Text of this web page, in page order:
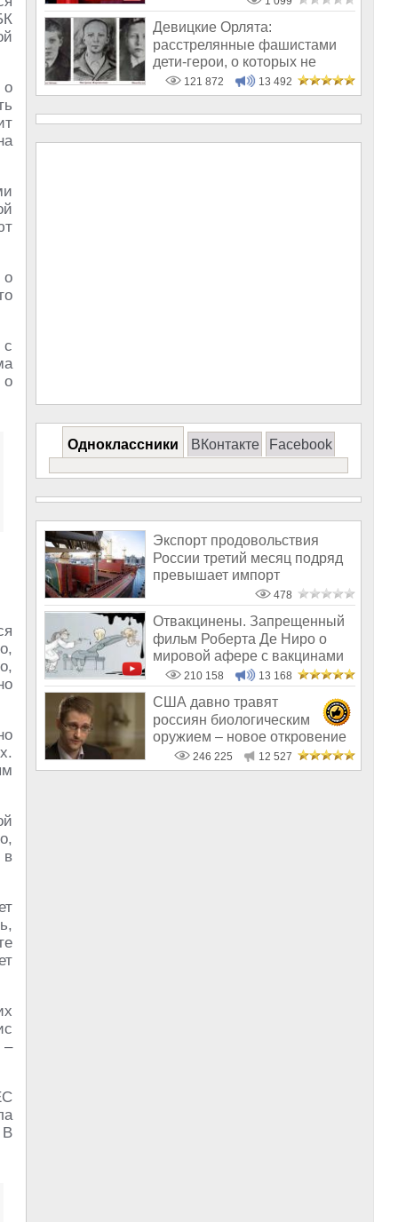
о
о
с
о
в
–
В
Девицкие Орлята:
расстрелянные фашистами
дети-герои, о которых не
рассказывают в шк
121 872 13 492
Одноклассники ВКонтакте Facebook
Экспорт продовольствия
России третий месяц подряд
превышает импорт
478
Отвакцинены. Запрещенный
фильм Роберта Де Ниро о
мировой афере с вакцинами
210 158 13 168
США давно травят
россиян биологическим
оружием – новое откровение
Эдварда Сноудена
246 225 12 527